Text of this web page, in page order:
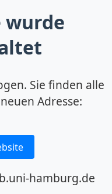
wurde
Sie finden alle
Adresse:
hamburg.de